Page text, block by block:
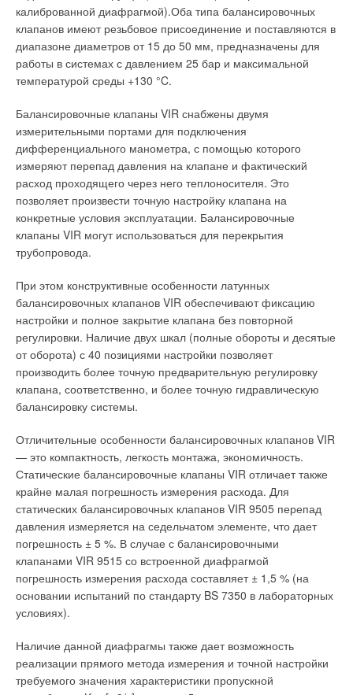
калиброванной диафрагмой).Оба типа балансировочных
клапанов имеют резьбовое присоединение и поставляются в
диапазоне диаметров от 15 до 50 мм, предназначены для
работы в системах с давлением 25 бар и максимальной
температурой среды +130 °C.
Балансировочные клапаны VIR снабжены двумя
измерительными портами для подключения
дифференциального манометра, с помощью которого
измеряют перепад давления на клапане и фактический
расход проходящего через него теплоносителя. Это
позволяет произвести точную настройку клапана на
конкретные условия эксплуатации. Балансировочные
клапаны VIR могут использоваться для перекрытия
трубопровода.
При этом конструктивные особенности латунных
балансировочных клапанов VIR обеспечивают фиксацию
настройки и полное закрытие клапана без повторной
регулировки. Наличие двух шкал (полные обороты и десятые
от оборота) с 40 позициями настройки позволяет
производить более точную предварительную регулировку
клапана, соответственно, и более точную гидравлическую
балансировку системы.
Отличительные особенности балансировочных клапанов VIR
— это компактность, легкость монтажа, экономичность.
Статические балансировочные клапаны VIR отличает также
крайне малая погрешность измерения расхода. Для
статических балансировочных клапанов VIR 9505 перепад
давления измеряется на седельчатом элементе, что дает
погрешность ± 5 %. В случае с балансировочными
клапанами VIR 9515 со встроенной диафрагмой
погрешность измерения расхода составляет ± 1,5 % (на
основании испытаний по стандарту BS 7350 в лабораторных
условиях).
Наличие данной диафрагмы также дает возможность
реализации прямого метода измерения и точной настройки
требуемого значения характеристики пропускной
Общеобменная вентиляция осуществляет обмен воздуха по
всему объему помещения. Работать такие системы могут как
на вытяжку, так для нагнетания свежего воздуха внутрь
помещения. Приточные общеобменные вентиляционные
системы, в основной свой массе, бывают искусственные, что
его очисткой. Вытяжная общеобменная вентиляционная
система может не иметь в своем составе фильтров и
нагревателей.
Выполняется она, как правило, в виде оконного вентилятора.
Если требуется осуществлять обмен небольшого объема
воздуха, то возможно применение дешевой естественной
системы вентиляции.
Наборная вентиляционная система состоит из отдельных
элементов – электровентилятора, фильтрующих элементов,
системы управления и т.п. Располагается наборная
вентиляционная система либо над панелями подвесного
потолка, либо под ее установку выделяется отельное
помещение (для систем большой производительности).
Преимущества наборной вентиляции заключаются в
целого здания.
Отрицательные стороны – необходимость проведения
сложных расчетов при проектировании и значительные
размеры оборудования. Моноблочная вентиляционная
система подразумевает компоновку всех рабочих элементов
в одном корпусе, оснащенном системой шумоизоляции.
Если система работает в приточно-вытяжном режиме, то она
может оборудоваться устройствами рекуперации,
позволяющими сократить потребление электроэнергии.
вентиляции обладают множеством преимуществ. Благодаря
наличию шумоизолированного корпуса, моноблочная
вентиляционная система может быть расположена
осмоса
ЖУРНАЛ СОК ИЮЛЬ 2026
→ Обзор систем защиты от протечек 2026
ЖУРНАЛ СОК ИЮНЬ 2026
→
Как определить качество хомутов — несколько простых
ЖУРНАЛ СОК ИЮНЬ 2026
помогают защитить рынок от подделок
ЖУРНАЛ СОК ИЮНЬ 2026
→ Тёплый пол Giacomini — решение в комплекте!
ЖУРНАЛ СОК МАЙ 2026
Добавить комментарий
Ваше имя *
Текст комментария